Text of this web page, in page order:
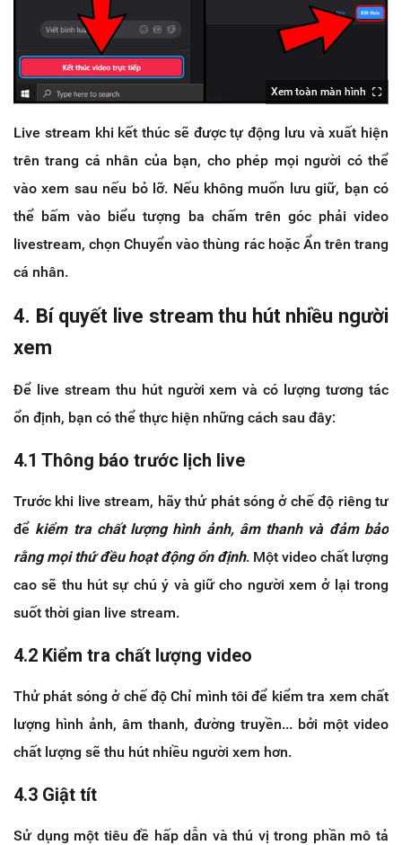
Xem toàn màn hình
Live stream khi kết thúc sẽ được tự động lưu và xuất hiện
trên trang cá nhân của bạn, cho phép mọi người có thể
vào xem sau nếu bỏ lỡ. Nếu không muốn lưu giữ, bạn có
thể bấm vào biểu tượng ba chấm trên góc phải video
livestream, chọn Chuyển vào thùng rác hoặc Ẩn trên trang
cá nhân.
4. Bí quyết live stream thu hút nhiều người
xem
Để live stream thu hút người xem và có lượng tương tác
ổn định, bạn có thể thực hiện những cách sau đây:
4.1 Thông báo trước lịch live
Trước khi live stream, hãy thử phát sóng ở chế độ riêng tư
để kiểm tra chất lượng hình ảnh, âm thanh và đảm bảo
rằng mọi thứ đều hoạt động ổn định. Một video chất lượng
cao sẽ thu hút sự chú ý và giữ cho người xem ở lại trong
suốt thời gian live stream.
4.2 Kiểm tra chất lượng video
Thử phát sóng ở chế độ Chỉ mình tôi để kiểm tra xem chất
lượng hình ảnh, âm thanh, đường truyền... bởi một video
chất lượng sẽ thu hút nhiều người xem hơn.
4.3 Giật tít
Sử dụng một tiêu đề hấp dẫn và thú vị trong phần mô tả